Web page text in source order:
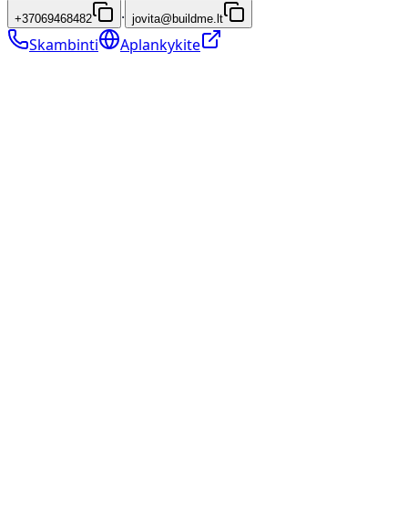
+37069468482 · jovita@buildme.lt
Skambinti Aplankykite